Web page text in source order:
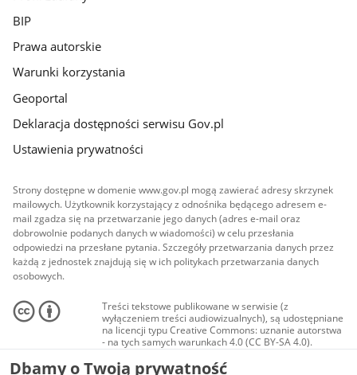
BIP
Prawa autorskie
Warunki korzystania
Geoportal
Deklaracja dostępności serwisu Gov.pl
Ustawienia prywatności
Strony dostępne w domenie www.gov.pl mogą zawierać adresy skrzynek
mailowych. Użytkownik korzystający z odnośnika będącego adresem e-
mail zgadza się na przetwarzanie jego danych (adres e-mail oraz
dobrowolnie podanych danych w wiadomości) w celu przesłania
odpowiedzi na przesłane pytania. Szczegóły przetwarzania danych przez
każdą z jednostek znajdują się w ich politykach przetwarzania danych
osobowych.
Treści tekstowe publikowane w serwisie (z
wyłączeniem treści audiowizualnych), są udostępniane
na licencji typu Creative Commons: uznanie autorstwa
- na tych samych warunkach 4.0 (CC BY-SA 4.0).
Materiały audiowizualne, w tym zdjęcia, materiały
audio i wideo, są udostępniane na licencji typu
Dbamy o Twoją prywatność